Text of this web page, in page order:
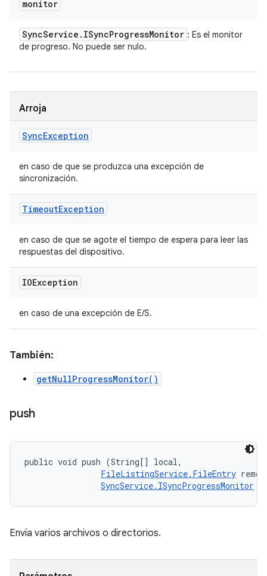
monitor
SyncService . ISyncProgressMonitor : Es el monitor
de progreso. No puede ser nulo.
Arroja
SyncException
en caso de que se produzca una excepción de
sincronización.
TimeoutException
en caso de que se agote el tiempo de espera para leer las
respuestas del dispositivo.
IOException
en caso de una excepción de E/S.
También:
getNullProgressMonitor()
push
public void push (String[] local,
FileListingService.FileEntry
SyncService.ISyncProgressMonitor
Envía varios archivos o directorios.